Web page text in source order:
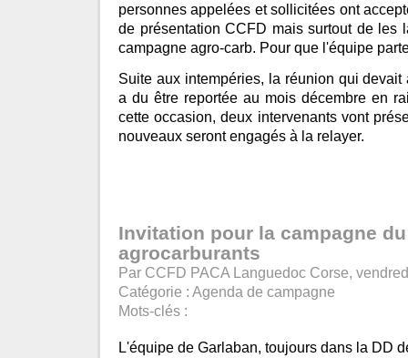
personnes appelées et sollicitées ont
de présentation CCFD mais surtout de les
campagne agro-carb. Pour que l'équipe
Suite aux intempéries, la réunion qui
a du être reportée au mois décembre en
cette occasion, deux intervenants vont
nouveaux seront engagés à la relayer.
Invitation pour la campagne
agrocarburants
Par CCFD PACA Languedoc Corse,
Catégorie : Agenda de campagne
Mots-clés :
L'équipe de Garlaban, toujours dans la DD